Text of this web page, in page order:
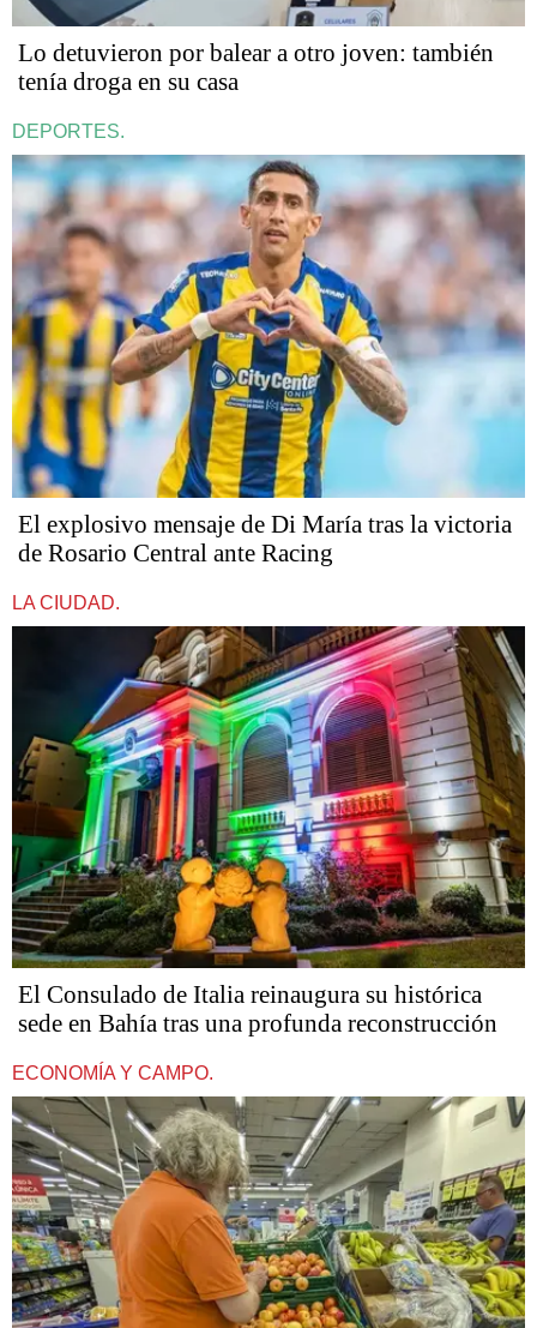
Lo detuvieron por balear a otro joven: también
tenía droga en su casa
DEPORTES.
El explosivo mensaje de Di María tras la victoria
de Rosario Central ante Racing
LA CIUDAD.
El Consulado de Italia reinaugura su histórica
sede en Bahía tras una profunda reconstrucción
ECONOMÍA Y CAMPO.